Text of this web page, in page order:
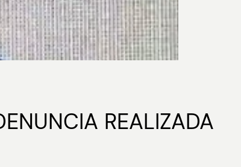
REALIZADA